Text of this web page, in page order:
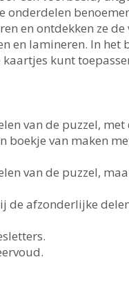
onderdelen
en ontdekken ze
en lamineren. In het
kunt
van de puzzel,
boekje van maken
van de puzzel,
de afzonderlijke